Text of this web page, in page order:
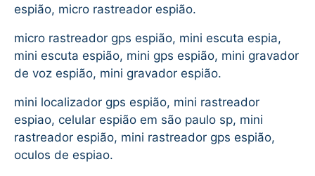
espião, micro rastreador espião.
micro rastreador gps espião, mini escuta espia,
mini escuta espião, mini gps espião, mini gravador
de voz espião, mini gravador espião.
mini localizador gps espião, mini rastreador
espiao, celular espião em são paulo sp, mini
rastreador espião, mini rastreador gps espião,
oculos de espiao.